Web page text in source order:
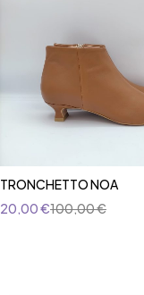
TRONCHETTO NOA
100,00€
20,00€